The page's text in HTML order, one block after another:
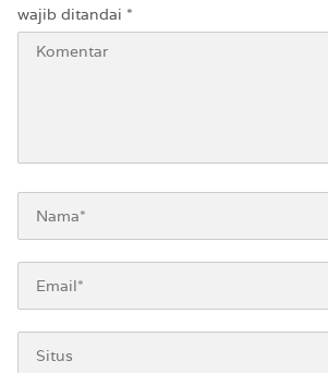
wajib ditandai *